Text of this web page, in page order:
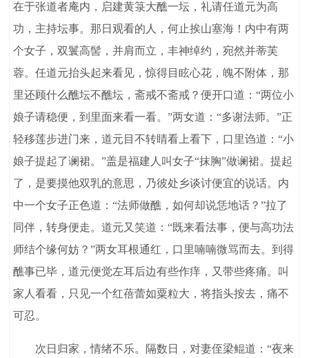
在于张道者庵内，启建黄箓大醮一坛，礼请任道元为高
功，主持坛事。那日观看的人，何止挨山塞海！内中有两
个女子，双鬟高髻，并肩而立，丰神绰约，宛然并蒂芙
蓉。任道元抬头起来看见，惊得目眩心花，魄不附体，那
里还顾什么醮坛不醮坛，斋戒不斋戒？便开口道：“两位小
娘子请稳便，到里面来看一看。”两女道：“多谢法师。”正
轻移莲步进门来，道元目不转睛看上看下，口里诌道：“小
娘子提起了谰裙。”盖是福建人叫女子“抹胸”做谰裙。提起
了，是要摸他双乳的意思，乃彼处乡谈讨便宜的说话。内
中一个女子正色道：“法师做醮，如何却说恁地话？”拉了
同伴，转身便走。道元又笑道：“既来看法事，便与高功法
师结个缘何妨？”两女耳根通红，口里喃喃微骂而去。到得
醮事已毕，道元便觉左耳后边有些作痒，又带些疼痛。叫
家人看看，只见一个红蓓蕾如粟粒大，将指头按去，痛不
可忍。
次日归家，情绪不乐。隔数日，对妻侄梁鲲道：“夜来